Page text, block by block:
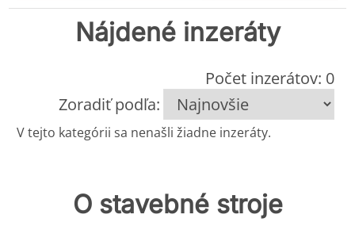
Nájdené inzeráty
Počet inzerátov: 0
Zoradiť podľa:
V tejto kategórii sa nenašli žiadne inzeráty.
O stavebné stroje